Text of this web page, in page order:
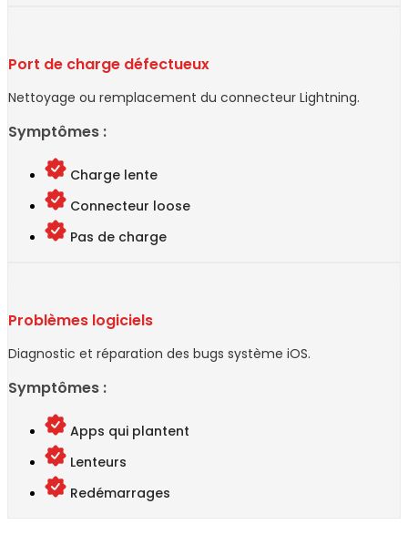
Port de charge défectueux
Nettoyage ou remplacement du connecteur Lightning.
Symptômes :
Charge lente
Connecteur loose
Pas de charge
Problèmes logiciels
Diagnostic et réparation des bugs système iOS.
Symptômes :
Apps qui plantent
Lenteurs
Redémarrages